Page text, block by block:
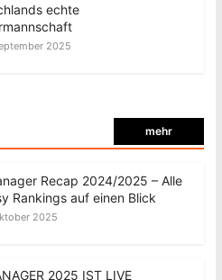
echte
2025
mehr
Recap 2024/2025 – Alle
Rankings auf einen Blick
2025
2025 IST LIVE